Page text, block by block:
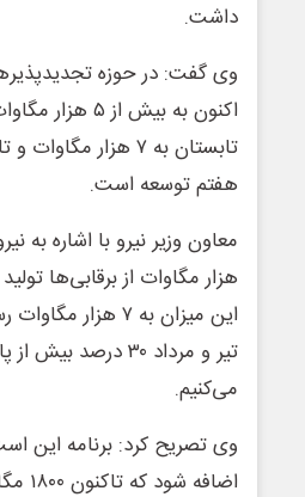
داشت.
اکنون به
هفتم توسعه است.
این میزان به ۷
می‌کنیم.